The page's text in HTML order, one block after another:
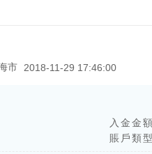
市 2018-11-29 17:46:00
入金金額
賬戶類型